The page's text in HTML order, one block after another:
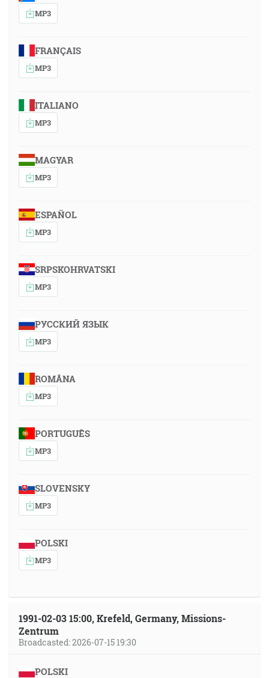
MP3
FRANÇAIS
MP3
ITALIANO
MP3
MAGYAR
MP3
ESPAÑOL
MP3
SRPSKOHRVATSKI
MP3
РУССКИЙ ЯЗЫК
MP3
ROMÂNA
MP3
PORTUGUÊS
MP3
SLOVENSKY
MP3
POLSKI
MP3
1991-02-03 15:00, Krefeld, Germany, Missions-
Zentrum
Broadcasted: 2026-07-15 19:30
POLSKI